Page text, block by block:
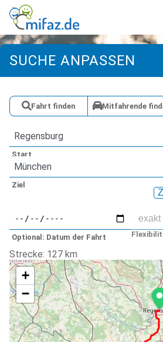
SUCHE ANPASSEN
Fahrt finden Mitfahrende
Start
Ziel
Optional: Datum der Fahrt
Strecke: 127 km